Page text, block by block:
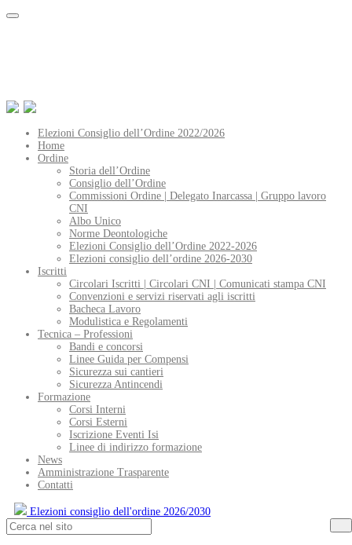
Elezioni Consiglio dell’Ordine 2022/2026
Home
Ordine
Storia dell’Ordine
Consiglio dell’Ordine
Commissioni Ordine | Delegato Inarcassa | Gruppo lavoro
CNI
Albo Unico
Norme Deontologiche
Elezioni Consiglio dell’Ordine 2022-2026
Elezioni consiglio dell’ordine 2026-2030
Iscritti
Circolari Iscritti | Circolari CNI | Comunicati stampa CNI
Convenzioni e servizi riservati agli iscritti
Bacheca Lavoro
Modulistica e Regolamenti
Tecnica – Professioni
Bandi e concorsi
Linee Guida per Compensi
Sicurezza sui cantieri
Sicurezza Antincendi
Formazione
Corsi Interni
Corsi Esterni
Iscrizione Eventi Isi
Linee di indirizzo formazione
News
Amministrazione Trasparente
Contatti
Elezioni consiglio dell'ordine 2026/2030